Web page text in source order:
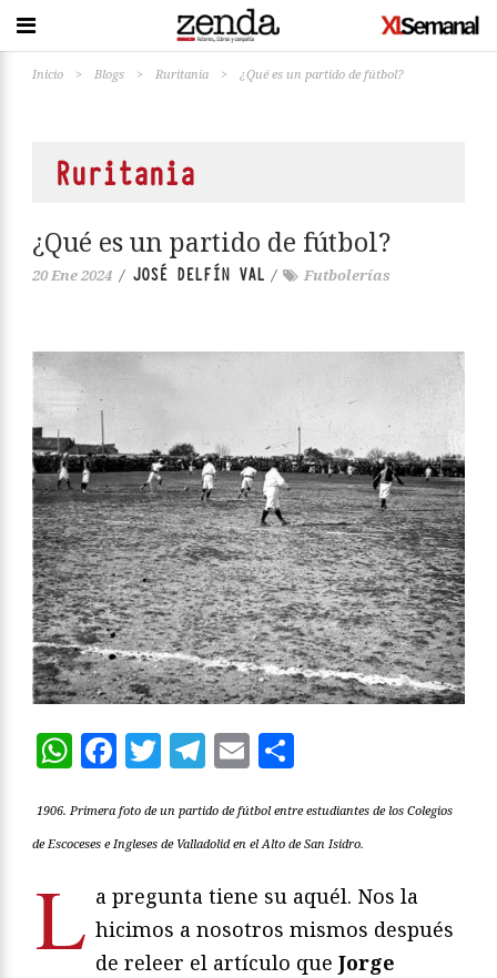
Inicio > Blogs > Ruritania > ¿Qué es un partido de fútbol?
Ruritania
¿Qué es un partido de fútbol?
20 Ene 2024 / JOSÉ DELFÍN VAL / Futbolerías
WhatsApp
Facebook
Twitter
Telegram
Email
1906. Primera foto de un partido de fútbol entre estudiantes de los Colegios
de Escoceses e Ingleses de Valladolid en el Alto de San Isidro.
L a pregunta tiene su aquél. Nos la
hicimos a nosotros mismos después
de releer el artículo que Jorge